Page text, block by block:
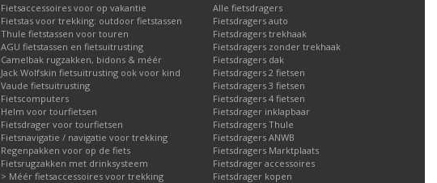
Fietsaccessoires voor op vakantie
Fietstas voor trekking: outdoor fietstassen
Thule fietstassen voor touren
AGU fietstassen en fietsuitrusting
Camelbak rugzakken, bidons & méér
Jack Wolfskin fietsuitrusting ook voor kind
Vaude fietsuitrusting
Fietscomputers
Helm voor tourfietsen
Fietsdrager voor tourfietsen
Fietsnavigatie / navigatie voor trekking
Regenpakken voor op de fiets
Fietsrugzakken met drinksysteem
> Méér fietsaccessoires voor trekking
Alle fietsdragers
Fietsdragers auto
Fietsdragers trekhaak
Fietsdragers zonder trekhaak
Fietsdragers dak
Fietsdragers 2 fietsen
Fietsdragers 3 fietsen
Fietsdragers 4 fietsen
Fietsdrager inklapbaar
Fietsdragers Thule
Fietsdragers ANWB
Fietsdragers Marktplaats
Fietsdrager accessoires
Fietsdrager kopen